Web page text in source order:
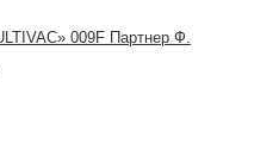
009F Партнер Ф.